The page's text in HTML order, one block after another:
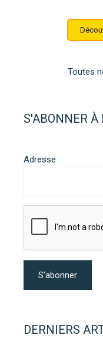
Toutes
S'ABONNER À
DERNIERS